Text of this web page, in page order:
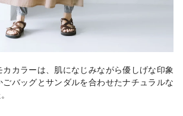
カラーは、肌になじみながら優しげな印象
ごバッグとサンダルを合わせたナチュラルな